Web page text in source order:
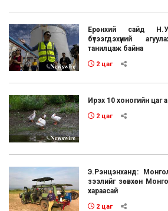
Ерөнхий сайд
бүтээгдэхүүний
танилцаж байна
2 цаг
Ирэх 10 хоногийн цаг
2 цаг
Э.Рэнцэнханд:
зээлийг зөвхөн
хараасай
2 цаг